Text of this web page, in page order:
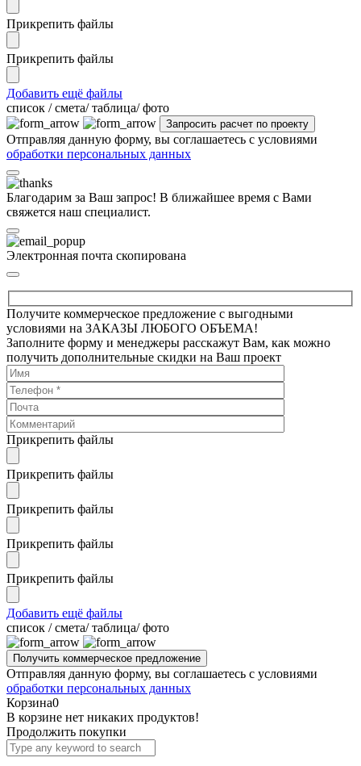
Прикрепить файлы
Прикрепить файлы
Добавить ещё файлы
cписок / смета/ таблица/ фото
Отправляя данную форму, вы соглашаетесь с условиями
обработки персональных данных
Благодарим за Ваш запрос! В ближайшее время с Вами
свяжется наш специалист.
Электронная почта скопирована
Получите коммерческое предложение с выгодными
условиями на ЗАКАЗЫ ЛЮБОГО ОБЪЕМА!
Заполните форму и менеджеры расскажут Вам, как можно
получить дополнительные скидки на Ваш проект
Прикрепить файлы
Прикрепить файлы
Прикрепить файлы
Прикрепить файлы
Прикрепить файлы
Добавить ещё файлы
cписок / смета/ таблица/ фото
Отправляя данную форму, вы соглашаетесь с условиями
обработки персональных данных
Корзина0
В корзине нет никаких продуктов!
Продолжить покупки